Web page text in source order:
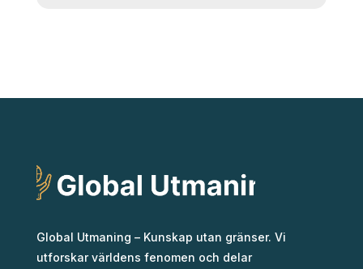
Global Utmaning – Kunskap utan gränser. Vi
utforskar världens fenomen och delar